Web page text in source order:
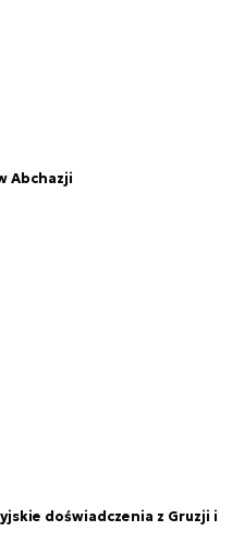
Abchazji
doświadczenia z Gruzji i